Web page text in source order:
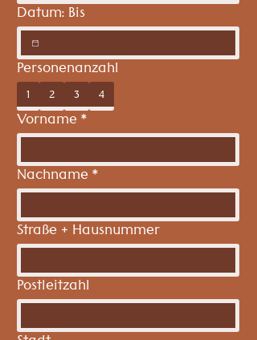
Datum: Bis
Personenanzahl
1 2 3 4
Vorname *
Nachname *
Straße + Hausnummer
Postleitzahl